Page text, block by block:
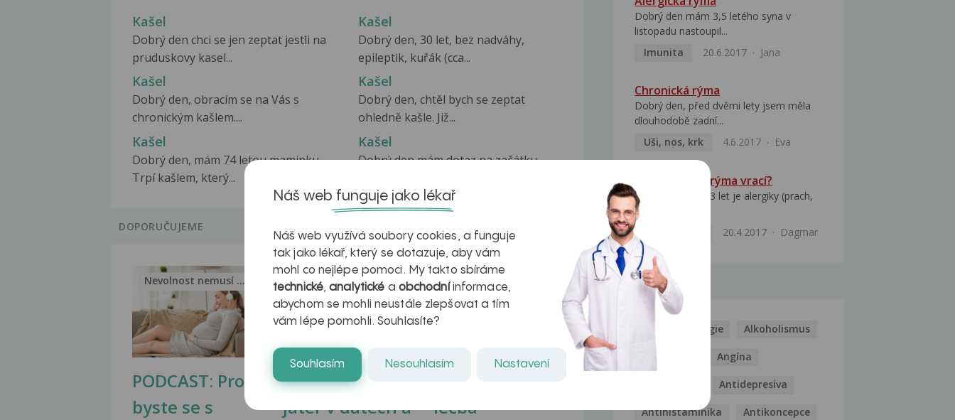
Kašel
Dobrý den chci se jen zeptat jestli na
pruduskovy kasel...
Kašel
Dobrý den, 30 let, bez nadváhy,
epileptik, kuřák (cca...
Kašel
Dobrý den, obracím se na Vás s
chronickým kašlem....
Kašel
Dobrý den, chtěl bych se zeptat
ohledně kašle. Již...
Kašel
Dobrý den, mám 74 letou maminku.
Trpí kašlem, který...
Kašel
Dobrý den mám dotaz na začátku
DOPORUČUJEME
PODCAST: Proč
byste se s
Nevolnost nemusí být nutnou...
Ztukovatění
jater v datech a
Jak na zdravá játra?
léčba
Dobrý den mám 3,5 letého syna v
listopadu nastoupil...
Imunita
20.6.2017 Jana
Chronická rýma
Dobrý den, před dvěmi lety jsem měla
dlouhodobě zadní...
Uši, nos, krk
4.6.2017 Eva
Proč se zadní rýma vrací?
Dobrý den.Syn 13 let je alergiky (prach,
pyl, roztoče,...
20.4.2017 Dagmar
NEMOCI
Alergie Alkoholismus
Analgetika Angína
Antidepresiva
Antihistaminika Antikoncepce
Náš web funguje jako lékař
Náš web využívá soubory cookies, a funguje
tak jako lékař, který se dotazuje, aby vám
mohl co nejlépe pomoci. My takto sbíráme
technické,analytické a obchodníinformace,
abychom se mohli neustále zlepšovat a tím
vám lépe pomohli. Souhlasíte?
Souhlasím Nesouhlasím Nastavení